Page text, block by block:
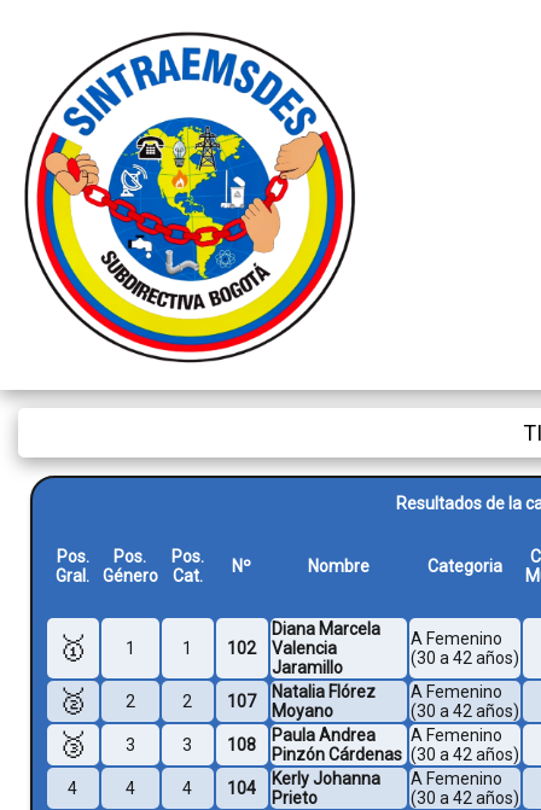
Resultados de la
Pos.
Gral.
Pos.
Género
Pos.
Cat.
Nº Nombre Categoria
🥇 1 1 102
Diana Marcela
Valencia
Jaramillo
A Femenino
(30 a 42 años)
🥈 2 2 107
Natalia Flórez
Moyano
A Femenino
(30 a 42 años)
🥉 3 3 108
Paula Andrea
Pinzón Cárdenas
A Femenino
(30 a 42 años)
4
4 4 104
Kerly Johanna
Prieto
A Femenino
(30 a 42 años)